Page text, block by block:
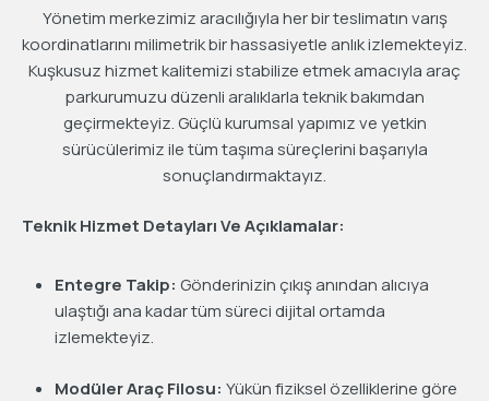
Yönetim merkezimiz aracılığıyla her bir teslimatın varış
koordinatlarını milimetrik bir hassasiyetle anlık izlemekteyiz.
Kuşkusuz hizmet kalitemizi stabilize etmek amacıyla araç
parkurumuzu düzenli aralıklarla teknik bakımdan
geçirmekteyiz. Güçlü kurumsal yapımız ve yetkin
sürücülerimiz ile tüm taşıma süreçlerini başarıyla
sonuçlandırmaktayız.
Teknik Hizmet Detayları Ve Açıklamalar:
Entegre Takip: Gönderinizin çıkış anından alıcıya
ulaştığı ana kadar tüm süreci dijital ortamda
izlemekteyiz.
Modüler Araç Filosu: Yükün fiziksel özelliklerine göre